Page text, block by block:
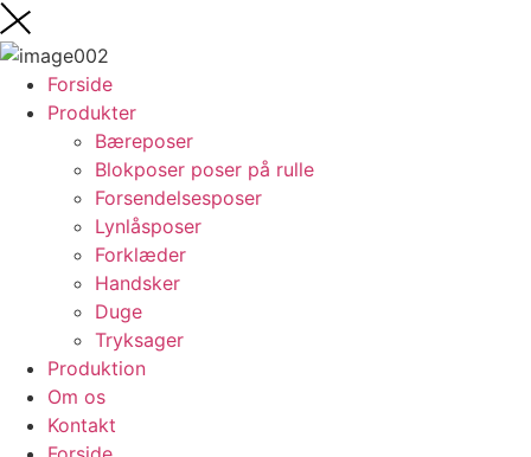
Forside
Produkter
Bæreposer
Blokposer poser på rulle
Forsendelsesposer
Lynlåsposer
Forklæder
Handsker
Duge
Tryksager
Produktion
Om os
Kontakt